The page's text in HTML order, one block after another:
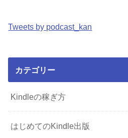
Tweets by podcast_kan
カテゴリー
Kindleの稼ぎ方
はじめてのKindle出版